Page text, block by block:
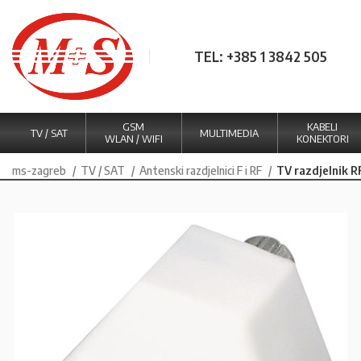
TEL: +385 1 3842 505
TV / SAT
GSM
WLAN / WIFI
MULTIMEDIA
KABELI
KONEKTORI
ms-zagreb TV / SAT Antenski razdjelnici F i RF TV razdjelnik